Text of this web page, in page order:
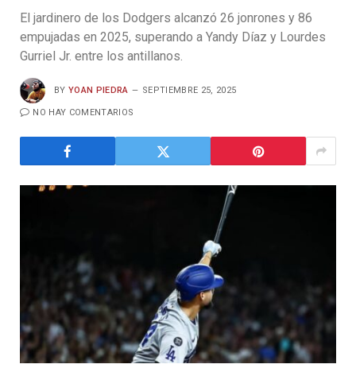
El jardinero de los Dodgers alcanzó 26 jonrones y 86
empujadas en 2025, superando a Yandy Díaz y Lourdes
Gurriel Jr. entre los antillanos.
BY YOAN PIEDRA SEPTIEMBRE 25, 2025
NO HAY COMENTARIOS